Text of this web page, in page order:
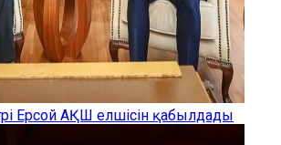
Ерсой АҚШ елшісін қабылдады